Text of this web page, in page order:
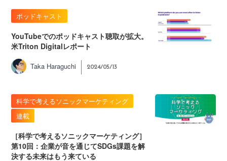
ポッドキャスト
YouTubeでのポッドキャスト聴取が拡大。
米Triton Digitalレポート
Taka Haraguchi 2024/05/13
科学で考えるソニックマーケティング
連載
［科学で考えるソニックマーケティング］
第10回：企業が音を通じてSDGs課題を解
決する未来はもう来ている